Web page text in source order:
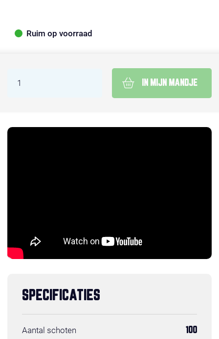
Ruim op voorraad
IN MIJN MANDJE
SPECIFICATIES
Aantal schoten 100